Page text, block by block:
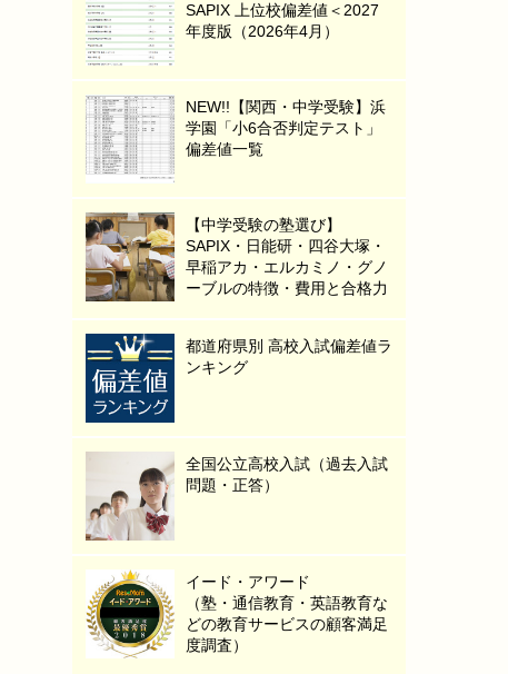
SAPIX 上位校偏差値＜2027
年度版（2026年4月）
NEW!!【関西・中学受験】浜
学園「小6合否判定テスト」
偏差値一覧
【中学受験の塾選び】
SAPIX・日能研・四谷大塚・
早稲アカ・エルカミノ・グノ
ーブルの特徴・費用と合格力
都道府県別 高校入試偏差値ラ
ンキング
全国公立高校入試（過去入試
問題・正答）
イード・アワード
（塾・通信教育・英語教育な
どの教育サービスの顧客満足
度調査）